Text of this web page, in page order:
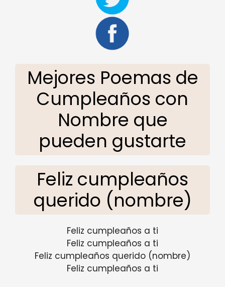
Mejores Poemas de
Cumpleaños con
Nombre que
pueden gustarte
Feliz cumpleaños
querido (nombre)
Feliz cumpleaños a ti
Feliz cumpleaños a ti
Feliz cumpleaños querido (nombre)
Feliz cumpleaños a ti